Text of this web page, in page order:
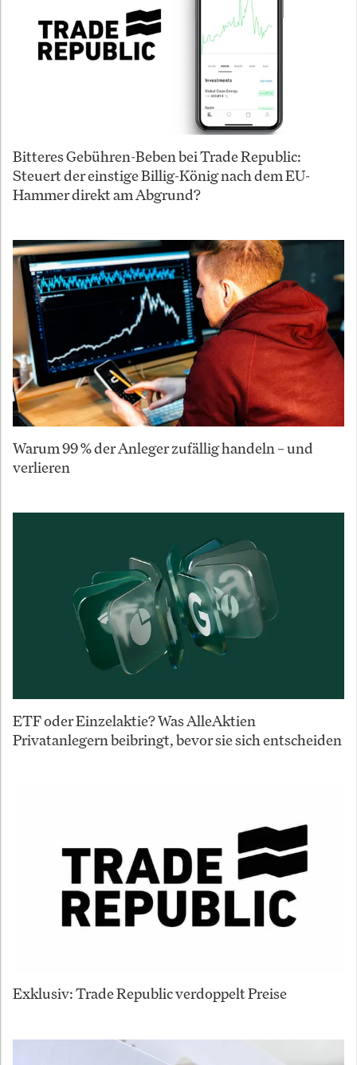
Bitteres Gebühren-Beben bei Trade Republic:
Steuert der einstige Billig-König nach dem EU-
Hammer direkt am Abgrund?
Warum 99 % der Anleger zufällig handeln – und
verlieren
ETF oder Einzelaktie? Was AlleAktien
Privatanlegern beibringt, bevor sie sich entscheiden
Exklusiv: Trade Republic verdoppelt Preise